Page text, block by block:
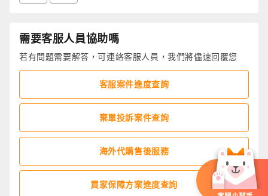
需要客服人員協助嗎
若有問題需要解答，可連絡客服人員，我們將儘速回覆您
客服案件進度查詢
棄單投訴案件查詢
海外代購售後服務
買家保障方案進度查詢